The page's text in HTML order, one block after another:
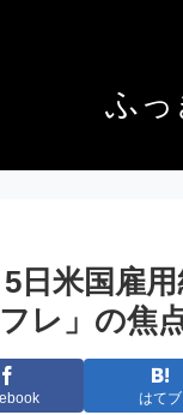
ふっ
米国雇用
レ」の焦
はてブ